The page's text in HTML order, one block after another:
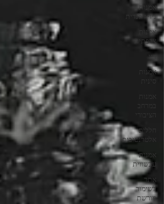
אמנות
ניו-זילנדית
אמנות
צרפתית
דיו
אמנות
סינית
אמנות
במרחב
הציבורי
חללים
אלטרנטיבים
אמנות
עכשווית
אתר
לשימור
מורשת